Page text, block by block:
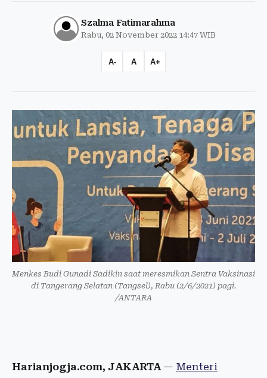
Szalma Fatimarahma
Rabu, 02 November 2022 14:47 WIB
A- A A+
Menkes Budi Gunadi Sadikin saat meresmikan Sentra Vaksinasi
di Tangerang Selatan (Tangsel), Rabu (2/6/2021) pagi.
/ANTARA
Harianjogja.com, JAKARTA— Menteri